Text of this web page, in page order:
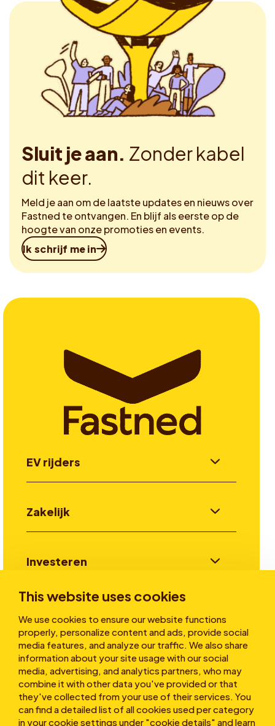
This website uses cookies
We use cookies to ensure our website functions
properly, personalize content and ads, provide social
media features, and analyze our traffic. We also share
information about your site usage with our social
media, advertising, and analytics partners, who may
combine it with other data you've provided or that
they've collected from your use of their services. You
can find a detailed list of all cookies used per category
in your cookie settings under "cookie details" and learn
Sluit je aan. Zonder kabel
dit keer.
Meld je aan om de laatste updates en nieuws over
Fastned te ontvangen. En blijf als eerste op de
hoogte van onze promoties en events.
Ik schrijf me in
EV rijders
Zakelijk
Investeren
Over ons